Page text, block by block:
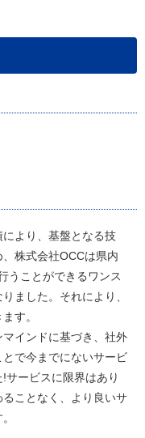
より、基盤となる技
株式会社OCCは県内
うことができるワンス
ました。それにより、
す。
インドに基づき、社外
で今までにないサービ
サービスに限界はあり
ことなく、より良いサ